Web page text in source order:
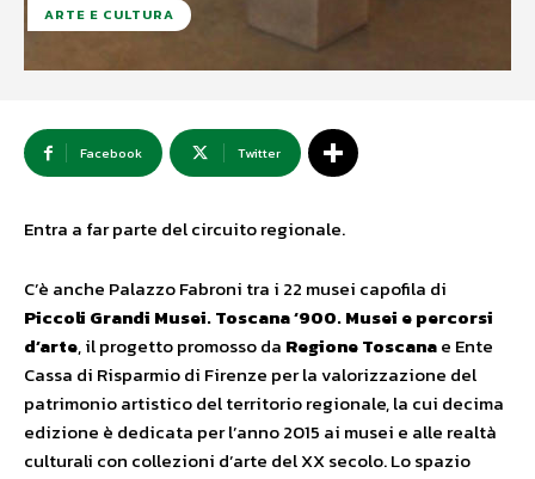
ARTE E CULTURA
Facebook Twitter
Entra a far parte del circuito regionale.
C’è anche Palazzo Fabroni tra i 22 musei capofila di
Piccoli Grandi Musei. Toscana ‘900. Musei e percorsi
d’arte, il progetto promosso da Regione Toscanae Ente
Cassa di Risparmio di Firenze per la valorizzazione del
patrimonio artistico del territorio regionale, la cui decima
edizione è dedicata per l’anno 2015 ai musei e alle realtà
culturali con collezioni d’arte del XX secolo. Lo spazio